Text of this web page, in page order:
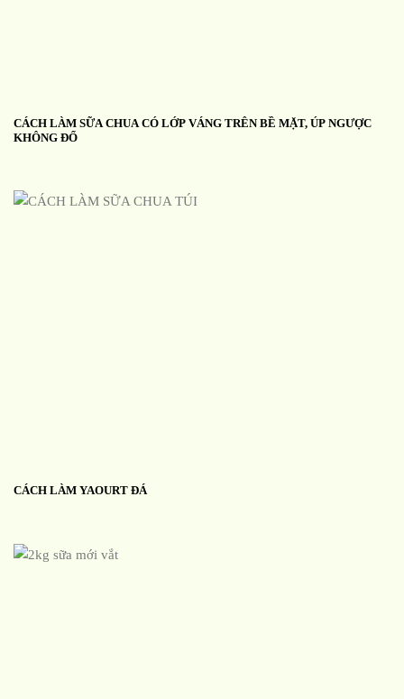
CÁCH LÀM SỮA CHUA CÓ LỚP VÁNG TRÊN BỀ MẶT, ÚP NGƯỢC
KHÔNG ĐỔ
CÁCH LÀM YAOURT ĐÁ